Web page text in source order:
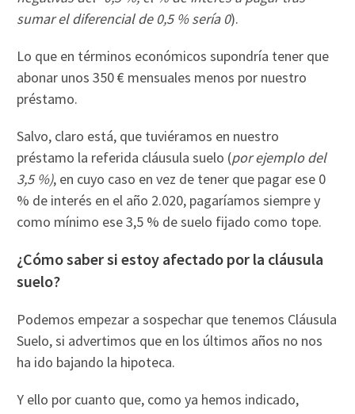
sumar el diferencial de 0,5 % sería 0).
Lo que en términos económicos supondría tener que
abonar unos 350 € mensuales menos por nuestro
préstamo.
Salvo, claro está, que tuviéramos en nuestro
préstamo la referida cláusula suelo (por ejemplo del
3,5 %), en cuyo caso en vez de tener que pagar ese 0
% de interés en el año 2.020, pagaríamos siempre y
como mínimo ese 3,5 % de suelo fijado como tope.
¿Cómo saber si estoy afectado por la cláusula
suelo?
Podemos empezar a sospechar que tenemos Cláusula
Suelo, si advertimos que en los últimos años no nos
ha ido bajando la hipoteca.
Y ello por cuanto que, como ya hemos indicado,